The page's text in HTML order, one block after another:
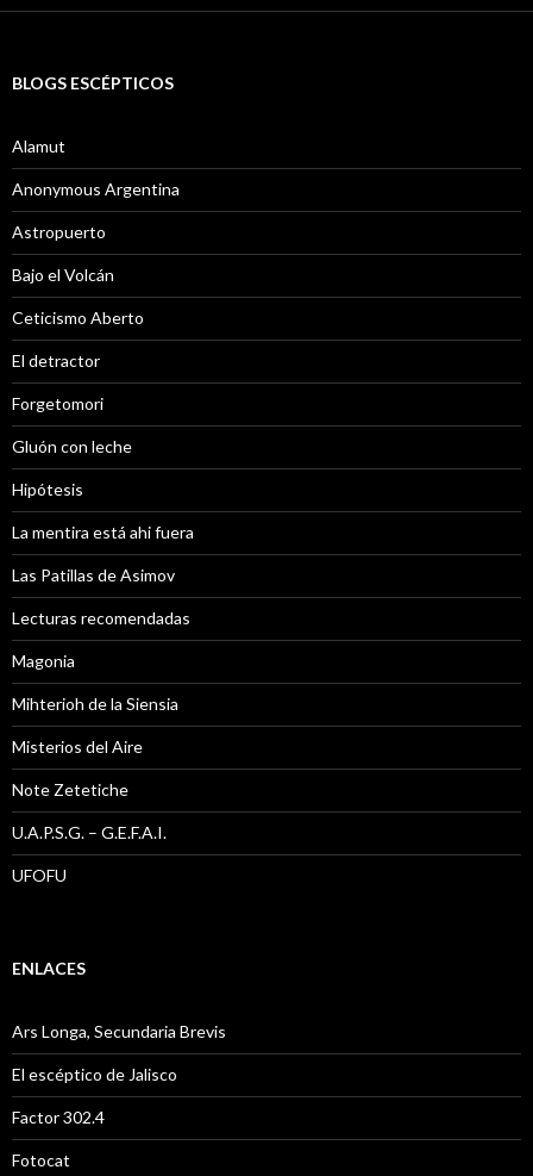
BLOGS ESCÉPTICOS
Alamut
Anonymous Argentina
Astropuerto
Bajo el Volcán
Ceticismo Aberto
El detractor
Forgetomori
Gluón con leche
Hipótesis
La mentira está ahi fuera
Las Patillas de Asimov
Lecturas recomendadas
Magonia
Mihterioh de la Siensia
Misterios del Aire
Note Zetetiche
U.A.P.S.G. – G.E.F.A.I.
UFOFU
ENLACES
Ars Longa, Secundaria Brevis
El escéptico de Jalisco
Factor 302.4
Fotocat